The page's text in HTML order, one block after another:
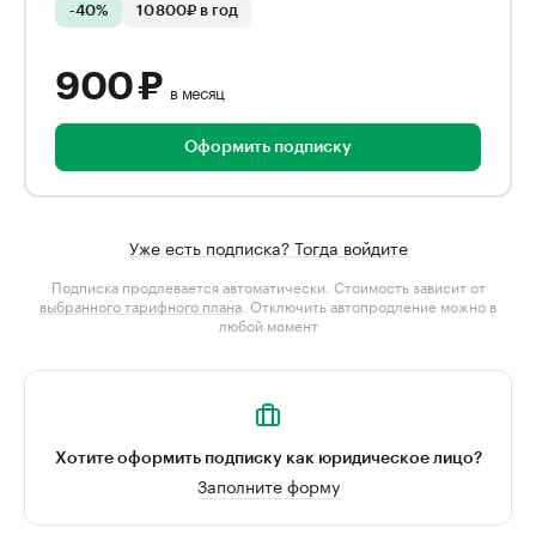
-40% 10 800₽ в год
900 ₽ в месяц
Оформить подписку
Уже есть подписка? Тогда войдите
Подписка продлевается автоматически. Стоимость зависит от
выбранного тарифного плана . Отключить автопродление можно в
любой момент
Хотите оформить подписку как юридическое лицо?
Заполните форму